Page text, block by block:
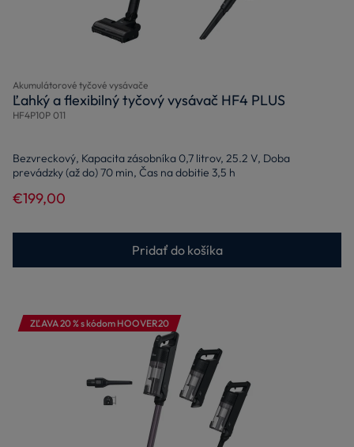
Akumulátorové tyčové vysávače
Ľahký a flexibilný tyčový vysávač HF4 PLUS
HF4P10P 011
Bezvreckový, Kapacita zásobníka 0,7 litrov, 25.2 V, Doba
prevádzky (až do) 70 min, Čas na dobitie 3,5 h
€199,00
Pridať do košíka
ZĽAVA 20 % s kódom HOOVER20